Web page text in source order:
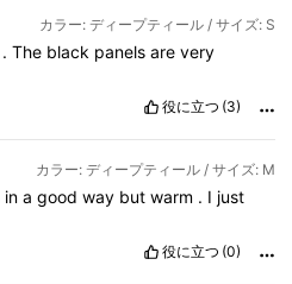
カラー: ディープティール / サイズ: S
. The black panels are very
役に立つ (3)
カラー: ディープティール / サイズ: M
inagoodway butwarm . I just
役に立つ (0)